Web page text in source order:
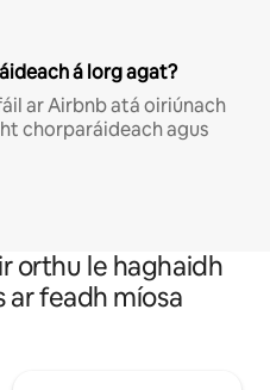
á lorg agat?
ar Airbnb atá oiriúnach
chorparáideach agus
orthu le haghaidh
ar feadh míosa